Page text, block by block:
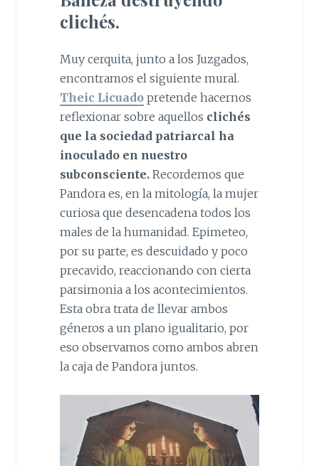
clichés.
Muy cerquita, junto a los Juzgados,
encontramos el siguiente mural.
Theic Licuadopretende hacernos
reflexionar sobre aquellos clichés
que la sociedad patriarcal ha
inoculado en nuestro
subconsciente. Recordemos que
Pandora es, en la mitología, la mujer
curiosa que desencadena todos los
males de la humanidad. Epimeteo,
por su parte, es descuidado y poco
precavido, reaccionando con cierta
parsimonia a los acontecimientos.
Esta obra trata de llevar ambos
géneros a un plano igualitario, por
eso observamos como ambos abren
la caja de Pandora juntos.